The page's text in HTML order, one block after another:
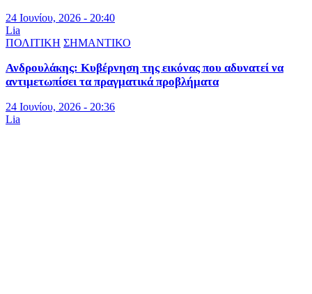
24 Ιουνίου, 2026 - 20:40
Lia
ΠΟΛΙΤΙΚΗ ΣΗΜΑΝΤΙΚΟ
Ανδρουλάκης: Κυβέρνηση της εικόνας που αδυνατεί να
αντιμετωπίσει τα πραγματικά προβλήματα
24 Ιουνίου, 2026 - 20:36
Lia